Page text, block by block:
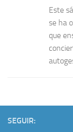
Este
se ha
que
SEGUIR: